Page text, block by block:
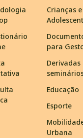
Crianças e
para
Derivadas
Educação
Esporte
Urbana